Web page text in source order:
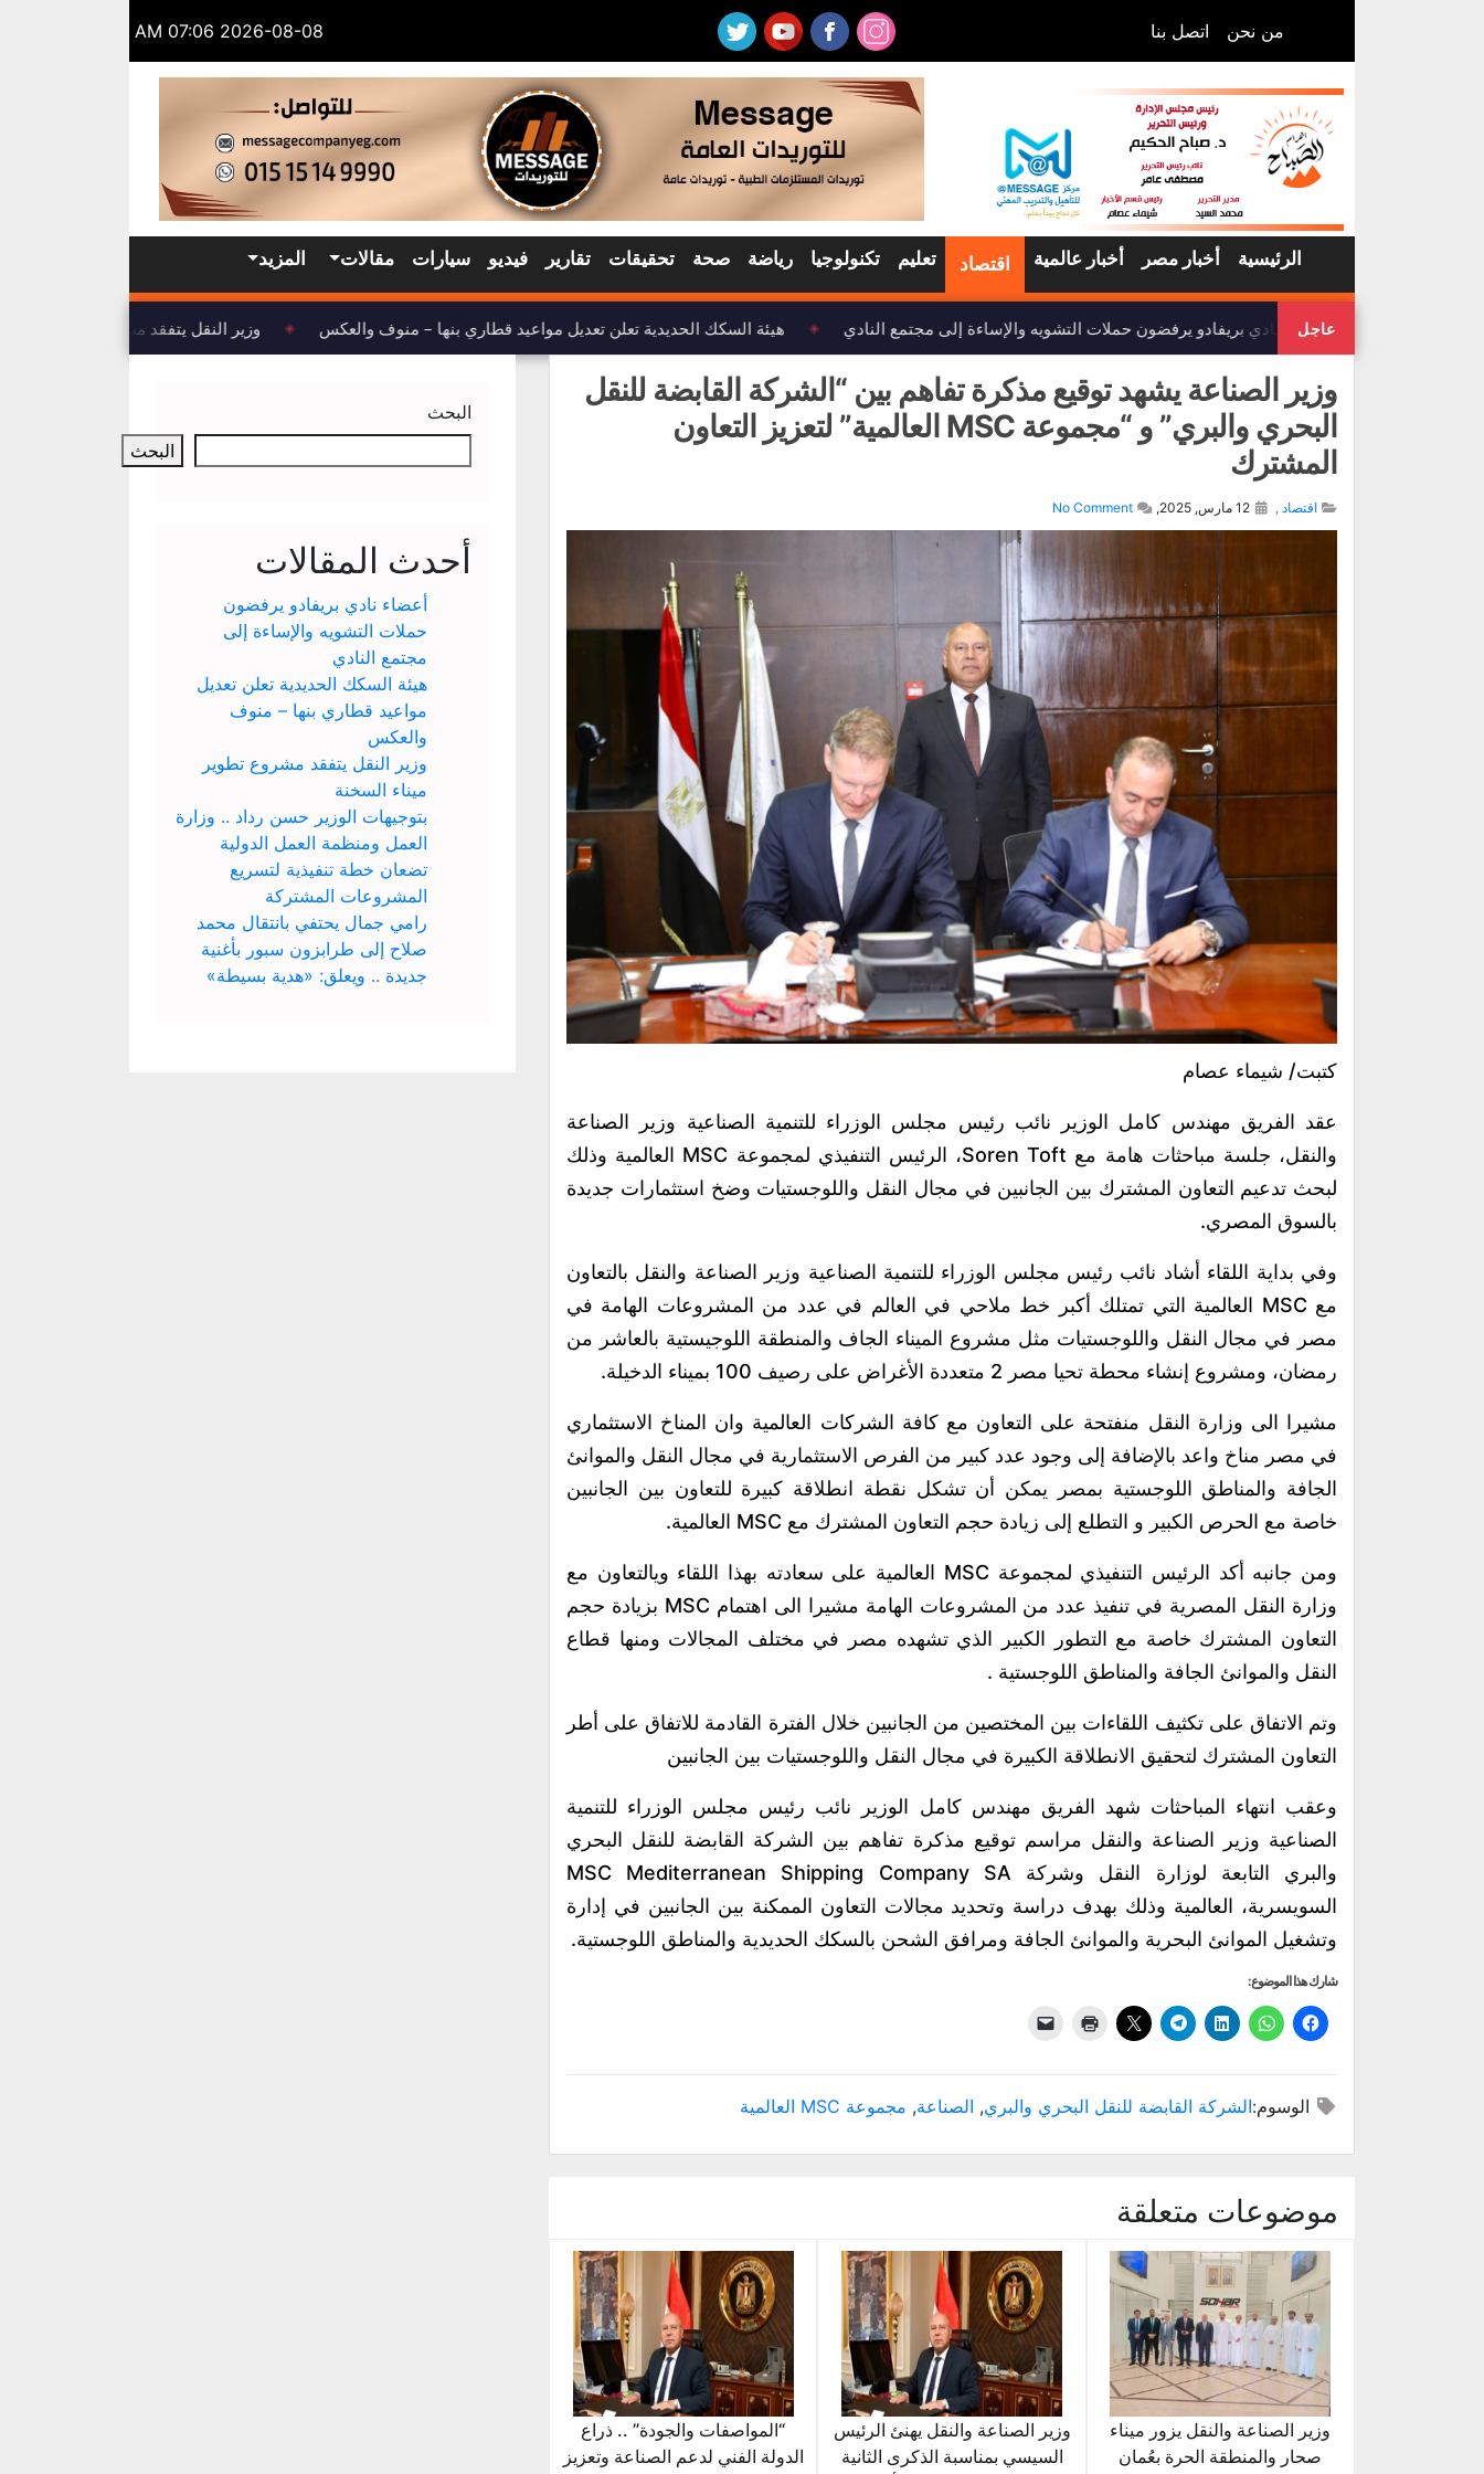
من نحن اتصل بنا 2026-08-08 07:06 AM
الرئيسية أخبار مصر أخبار عالمية اقتصاد تعليم تكنولوجيا رياضة صحة تحقيقات تقارير فيديو سيارات مقالات المزيد
عاجل
أعضاء نادي بريفادو يرفضون حملات التشويه والإساءة إلى مجتمع النادي هيئة السكك الحديدية تعلن تعديل مواعيد قطاري بنها – منوف والعكس وزير النقل يتفقد مشروع تطوير ميناء
وزير الصناعة يشهد توقيع مذكرة تفاهم بين “الشركة القابضة للنقل
البحري والبري” و “مجموعة MSC العالمية” لتعزيز التعاون
المشترك
اقتصاد ,
No Comment
كتبت/ شيماء عصام
عقد الفريق مهندس كامل الوزير نائب رئيس مجلس الوزراء للتنمية الصناعية وزير الصناعة
والنقل، جلسة مباحثات هامة مع Soren Toft، الرئيس التنفيذي لمجموعة MSC العالمية وذلك
لبحث تدعيم التعاون المشترك بين الجانبين في مجال النقل واللوجستيات وضخ استثمارات جديدة
بالسوق المصري.
وفي بداية اللقاء أشاد نائب رئيس مجلس الوزراء للتنمية الصناعية وزير الصناعة والنقل بالتعاون
مع MSC العالمية التي تمتلك أكبر خط ملاحي في العالم في عدد من المشروعات الهامة في
مصر في مجال النقل واللوجستيات مثل مشروع الميناء الجاف والمنطقة اللوجيستية بالعاشر من
رمضان، ومشروع إنشاء محطة تحيا مصر 2 متعددة الأغراض على رصيف 100 بميناء الدخيلة.
مشيرا الى وزارة النقل منفتحة على التعاون مع كافة الشركات العالمية وان المناخ الاستثماري
في مصر مناخ واعد بالإضافة إلى وجود عدد كبير من الفرص الاستثمارية في مجال النقل والموانئ
الجافة والمناطق اللوجستية بمصر يمكن أن تشكل نقطة انطلاقة كبيرة للتعاون بين الجانبين
خاصة مع الحرص الكبير و التطلع إلى زيادة حجم التعاون المشترك مع MSC العالمية.
ومن جانبه أكد الرئيس التنفيذي لمجموعة MSC العالمية على سعادته بهذا اللقاء ويالتعاون مع
وزارة النقل المصرية في تنفيذ عدد من المشروعات الهامة مشيرا الى اهتمام MSC بزيادة حجم
التعاون المشترك خاصة مع التطور الكبير الذي تشهده مصر في مختلف المجالات ومنها قطاع
النقل والموانئ الجافة والمناطق اللوجستية .
وتم الاتفاق على تكثيف اللقاءات بين المختصين من الجانبين خلال الفترة القادمة للاتفاق على أطر
التعاون المشترك لتحقيق الانطلاقة الكبيرة في مجال النقل واللوجستيات بين الجانبين
وعقب انتهاء المباحثات شهد الفريق مهندس كامل الوزير نائب رئيس مجلس الوزراء للتنمية
الصناعية وزير الصناعة والنقل مراسم توقيع مذكرة تفاهم بين الشركة القابضة للنقل البحري
والبري التابعة لوزارة النقل وشركة MSC Mediterranean Shipping Company SA
السويسرية، العالمية وذلك بهدف دراسة وتحديد مجالات التعاون الممكنة بين الجانبين في إدارة
وتشغيل الموانئ البحرية والموانئ الجافة ومرافق الشحن بالسكك الحديدية والمناطق اللوجستية.
شارك هذا الموضوع:
الوسوم:الشركة القابضة للنقل البحري والبري, الصناعة, مجموعة MSC العالمية
موضوعات متعلقة
وزير الصناعة والنقل يزور ميناء
صحار والمنطقة الحرة بعُمان
وزير الصناعة والنقل يهنئ الرئيس
السيسي بمناسبة الذكرى الثانية
“المواصفات والجودة” .. ذراع
الدولة الفني لدعم الصناعة وتعزيز
البحث
البحث
أحدث المقالات
أعضاء نادي بريفادو يرفضون
حملات التشويه والإساءة إلى
مجتمع النادي
هيئة السكك الحديدية تعلن تعديل
مواعيد قطاري بنها – منوف
والعكس
وزير النقل يتفقد مشروع تطوير
ميناء السخنة
بتوجيهات الوزير حسن رداد .. وزارة
العمل ومنظمة العمل الدولية
تضعان خطة تنفيذية لتسريع
المشروعات المشتركة
رامي جمال يحتفي بانتقال محمد
صلاح إلى طرابزون سبور بأغنية
جديدة .. ويعلق: «هدية بسيطة»